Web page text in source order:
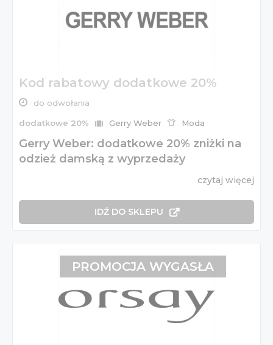
Kod rabatowy dodatkowe 20%
do odwołania
dodatkowe 20% Gerry Weber Moda
Gerry Weber: dodatkowe 20% zniżki na
odzież damską z wyprzedaży
czytaj więcej
IDŹ DO SKLEPU
PROMOCJA WYGASŁA